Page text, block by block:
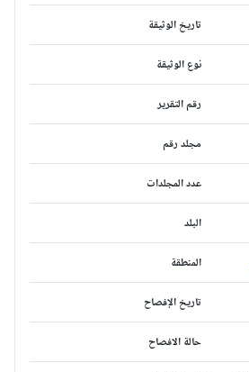
تاريخ الوثيقة
نوع الوثيقة
رقم التقرير
مجلد رقم
عدد المجلدات
البلد
المنطقة
تاريخ الإفصاح
حالة الافصاح